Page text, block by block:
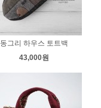
동그리 하우스 토트백
43,000원